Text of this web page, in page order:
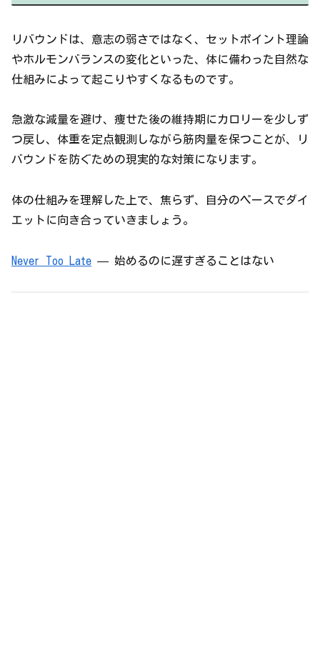
リバウンドは、意志の弱さではなく、セットポイント理論
やホルモンバランスの変化といった、体に備わった自然な
仕組みによって起こりやすくなるものです。
急激な減量を避け、痩せた後の維持期にカロリーを少しず
つ戻し、体重を定点観測しながら筋肉量を保つことが、リ
バウンドを防ぐための現実的な対策になります。
体の仕組みを理解した上で、焦らず、自分のペースでダイ
エットに向き合っていきましょう。
Never Too Late — 始めるのに遅すぎることはない